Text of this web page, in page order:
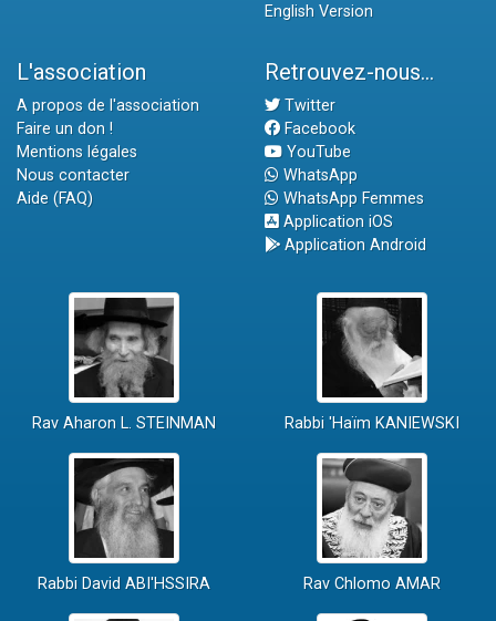
English Version
L'association
A propos de l'association
Faire un don !
Mentions légales
Nous contacter
Aide (FAQ)
Retrouvez-nous...
Twitter
Facebook
YouTube
WhatsApp
WhatsApp Femmes
Application iOS
Application Android
Rav Aharon L. STEINMAN Rabbi 'Haïm KANIEWSKI
Rabbi David ABI'HSSIRA Rav Chlomo AMAR